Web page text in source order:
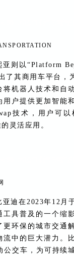
则以“Platform
了其商用车平台，
将机器人技术和自
用户提供更加智能
技术，用户可
灵活应用。
迪在2023年12月
工具普及的一个缩
更环保的城市交通
流中的巨大潜力。
公交车，为可持续